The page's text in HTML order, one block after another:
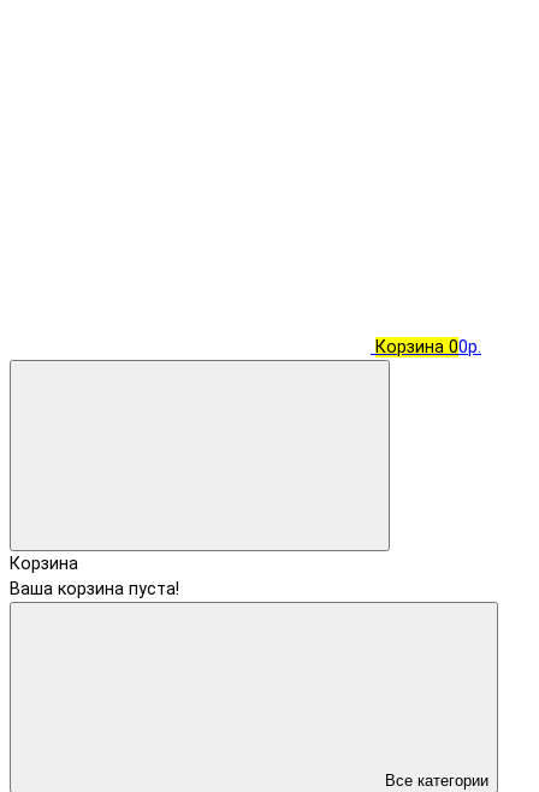
Корзина 00р.
Корзина
Ваша корзина пуста!
Все категории